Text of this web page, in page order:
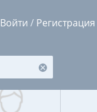
Войти / Регистрация